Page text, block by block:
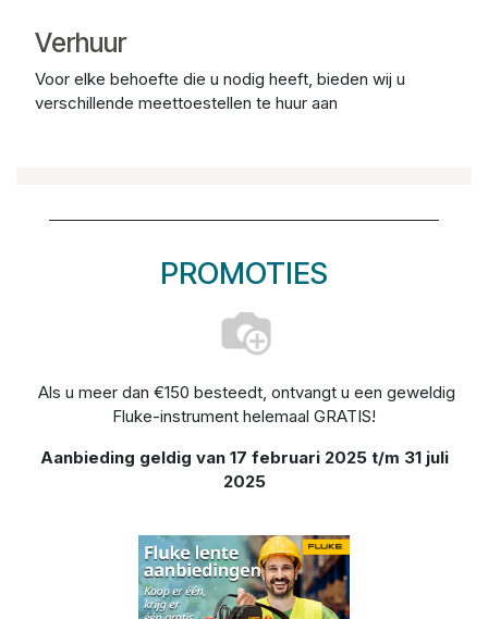
Verhuur
Voor elke behoefte die u nodig heeft, bieden wij u
verschillende meettoestellen te huur aan
PROMOTIES
Als u meer dan €150 besteedt, ontvangt u een geweldig
Fluke-instrument helemaal GRATIS!
Aanbieding geldig van 17 februari 2025 t/m 31 juli
2025